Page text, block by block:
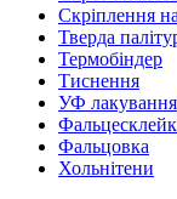
Скріплення
Тверда
Термобіндер
Тиснення
УФ лакування
Фальцовка
Хольнітени